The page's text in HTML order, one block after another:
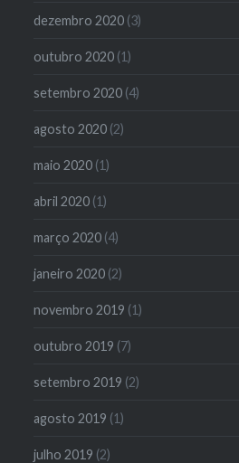
dezembro 2020 (3)
outubro 2020 (1)
setembro 2020 (4)
agosto 2020 (2)
maio 2020 (1)
abril 2020 (1)
março 2020 (4)
janeiro 2020 (2)
novembro 2019 (1)
outubro 2019 (7)
setembro 2019 (2)
agosto 2019 (1)
julho 2019 (2)